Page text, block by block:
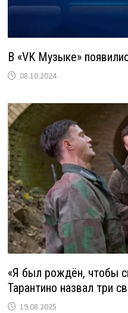
В «VK Музыке»
08.10.2024
«Я был рождён, чтобы
Тарантино назвал три
19.08.2025